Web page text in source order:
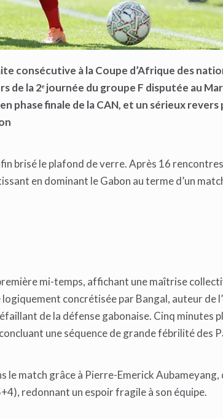
consécutive à la Coupe d’Afrique des
de la 2ᵉ journée du groupe F disputée au
phase finale de la CAN, et un sérieux revers
brisé le plafond de verre. Après 16
en dominant le Gabon au terme d’un
mi-temps, affichant une maîtrise
concrétisée par Bangal, auteur de
de la défense gabonaise. Cinq minutes
une séquence de grande fébrilité des
match grâce à Pierre-Emerick Aubameyang,
redonnant un espoir fragile à son équipe.